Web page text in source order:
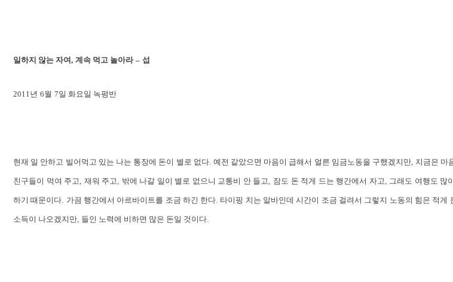
일하지 않는 자여 , 계속 먹고 놀아라 – 섭
2011년 6월 7일 화요일 녹평반
현재 일 안하고 빌어먹고 있는 나는 통장에 돈이 별로 없다. 예전 같았으면 마음이 급해서 얼른 임금노동을 구했겠지만, 지금은 마
친구들이 먹여 주고, 재워 주고, 밖에 나갈 일이 별로 없으니 교통비 안 들고, 잠도 돈 적게 드는 행간에서 자고, 그래도 여행도 많
하기 때문이다. 가끔 행간에서 아르바이트를 조금 하긴 한다. 타이핑 치는 알바인데 시간이 조금 걸려서 그렇지 노동의 힘은 적게
소득이 나오겠지만, 들인 노력에 비하면 많은 돈일 것이다.